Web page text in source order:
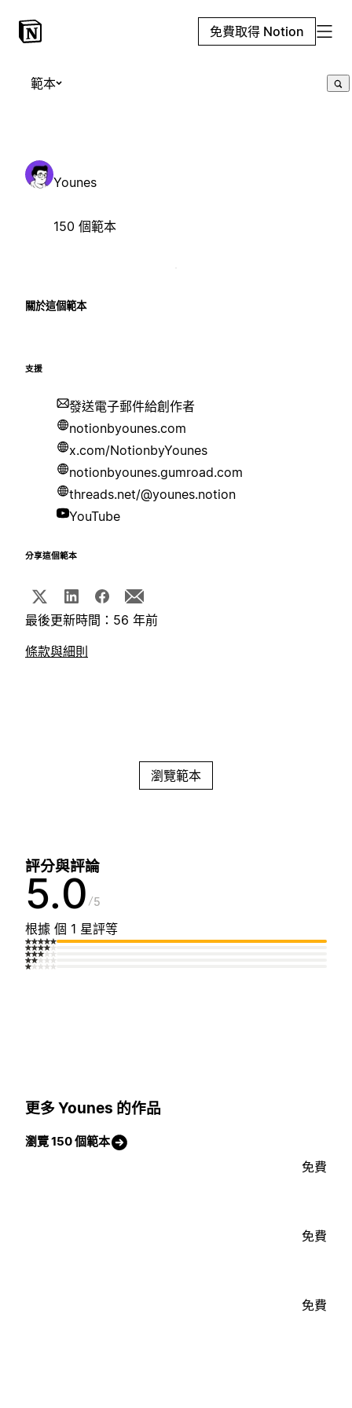
免費取得 Notion
範本
Younes
150 個範本
關於這個範本
支援
發送電子郵件給創作者
notionbyounes.com
x.com/NotionbyYounes
notionbyounes.gumroad.com
threads.net/@younes.notion
YouTube
分享這個範本
最後更新時間：56 年前
條款與細則
瀏覽範本
評分與評論
5.0 5
根據 個 1 星評等
更多 Younes 的作品
瀏覽 150 個範本
免費
免費
免費